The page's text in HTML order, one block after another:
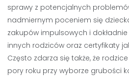
sprawy z potencjalnych
nadmiernym poceniem się
zakupów impulsowych i
innych rodziców oraz certyfikaty
Często zdarza się także, że
pory roku przy wyborze grubości